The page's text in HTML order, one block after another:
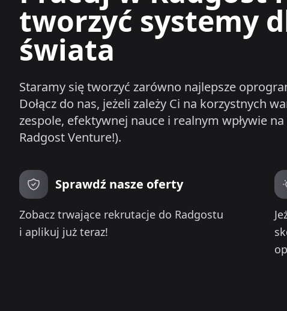
tworzyć systemy
świata
Staramy się tworzyć zarówno najlepsze
Dołącz do nas, jeżeli zależy Ci na korzystnych
zespole, efektywnej nauce i realnym wpływie
Radgost Venture!).
Sprawdź nasze oferty
Zobacz trwające rekrutacje do Radgostu
i aplikuj już teraz!